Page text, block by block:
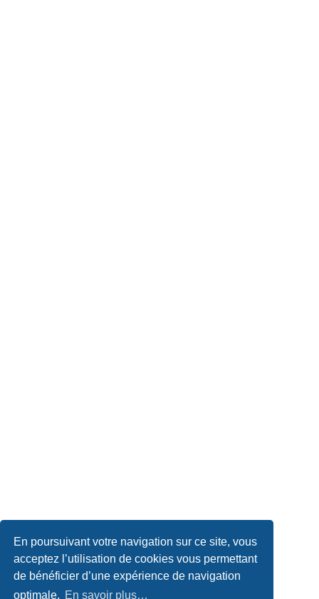
En poursuivant votre navigation sur ce site, vous
acceptez l’utilisation de cookies vous permettant
de bénéficier d’une expérience de navigation
optimale. En savoir plus…